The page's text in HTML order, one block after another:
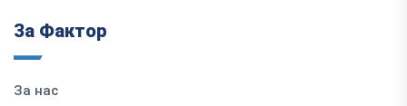
За Фактор
За нас